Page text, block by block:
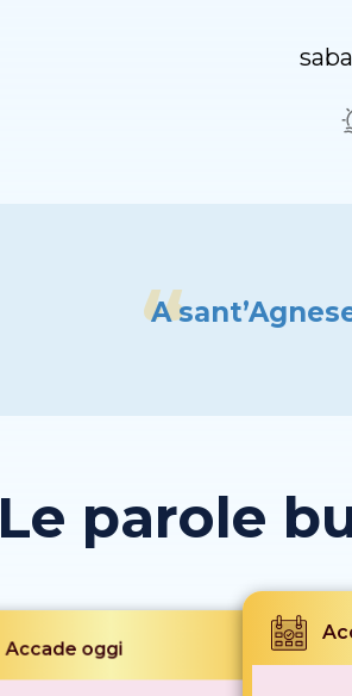
A
Le parole
Accade oggi